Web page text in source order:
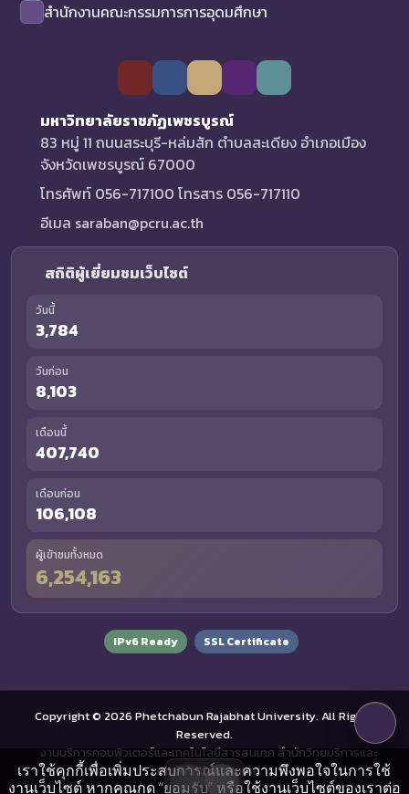
สำนักงานคณะกรรมการการอุดมศึกษา
มหาวิทยาลัยราชภัฏเพชรบูรณ์
83 หมู่ 11 ถนนสระบุรี-หล่มสัก ตำบลสะเดียง อำเภอเมือง
จังหวัดเพชรบูรณ์ 67000
โทรศัพท์ 056-717100 โทรสาร 056-717110
อีเมล saraban@pcru.ac.th
สถิติผู้เยี่ยมชมเว็บไซต์
วันนี้
3,784
วันก่อน
8,103
เดือนนี้
407,740
เดือนก่อน
106,108
ผู้เข้าชมทั้งหมด
6,254,163
IPv6 Ready SSL Certificate
Copyright © 2026 Phetchabun Rajabhat University. All Rights
Reserved.
งานบริการคอมพิวเตอร์และเทคโนโลยีสารสนเทศ สำนักวิทยบริการและ
เทคโนโลยีสารสนเทศ
เราใช้คุกกี้เพื่อเพิ่มประสบการณ์และความพึงพอใจในการใช้
งานเว็บไซต์ หากคุณกด “ยอมรับ” หรือใช้งานเว็บไซต์ของเราต่อ